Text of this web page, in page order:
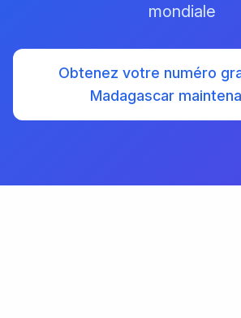
mondiale
Obtenez votre numéro
Madagascar